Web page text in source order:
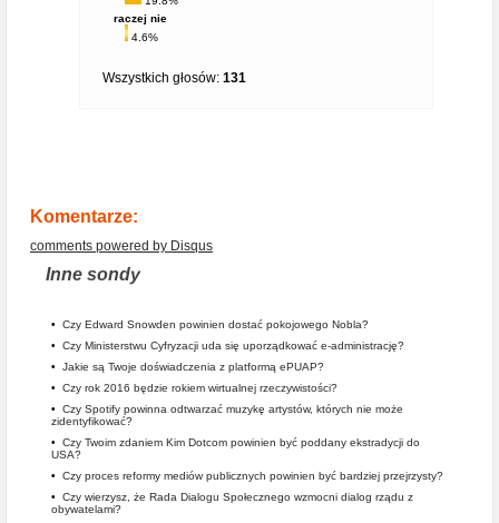
raczej nie
4.6%
Wszystkich głosów: 131
Komentarze:
comments powered by Disqus
Inne sondy
• Czy Edward Snowden powinien dostać pokojowego Nobla?
• Czy Ministerstwu Cyfryzacji uda się uporządkować e-administrację?
• Jakie są Twoje doświadczenia z platformą ePUAP?
• Czy rok 2016 będzie rokiem wirtualnej rzeczywistości?
• Czy Spotify powinna odtwarzać muzykę artystów, których nie może
zidentyfikować?
• Czy Twoim zdaniem Kim Dotcom powinien być poddany ekstradycji do
USA?
• Czy proces reformy mediów publicznych powinien być bardziej przejrzysty?
• Czy wierzysz, że Rada Dialogu Społecznego wzmocni dialog rządu z
obywatelami?